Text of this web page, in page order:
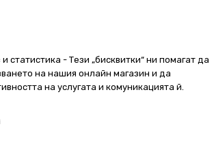
статистика - Тези „бисквитки“ ни помагат да
на нашия онлайн магазин и да
на услугата и комуникацията й.